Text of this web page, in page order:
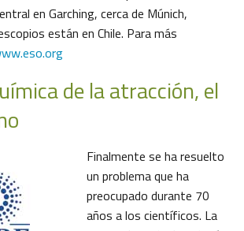
en Garching, cerca de Múnich,
están en Chile. Para más
de la atracción, el
Finalmente se ha resuelto
un problema que ha
preocupado durante 70
años a los científicos. La